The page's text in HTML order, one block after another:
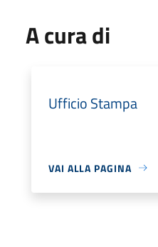
A cura di
Ufficio Stampa
VAI ALLA PAGINA